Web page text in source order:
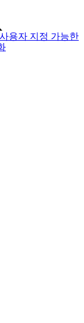
사용자 지정 가능한